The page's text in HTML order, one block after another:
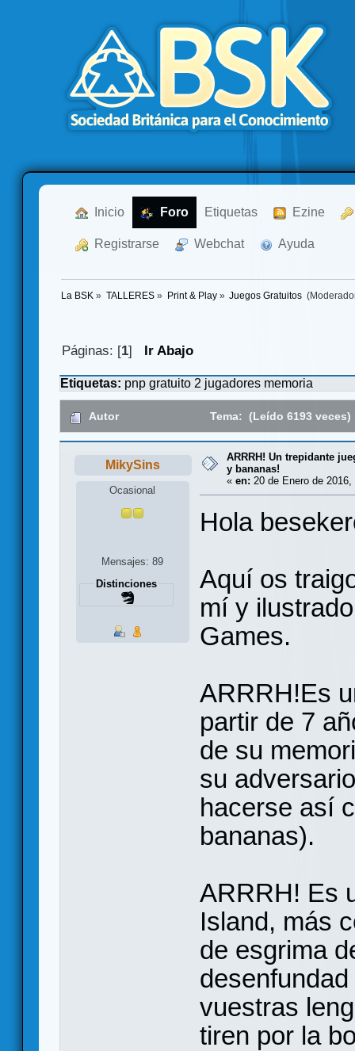
Inicio Foro Etiquetas Ezine
Registrarse Webchat Ayuda
La BSK » TALLERES» Print & Play» Juegos Gratuitos
Páginas: [1] Ir Abajo
Etiquetas: pnp gratuito 2 jugadores memoria
Autor Tema: (Leído 6193 veces)
MikySins
Ocasional
Mensajes: 89
Distinciones
ARRRH! Un trepidante
y bananas!
« en: 20 de Enero de 2016,
Hola
Aquí os
mí y
Games.
ARRRH!Es
partir de 7
de su
su
hacerse así
bananas).
ARRRH! Es
Island, más
de esgrima
vuestras
tiren por la